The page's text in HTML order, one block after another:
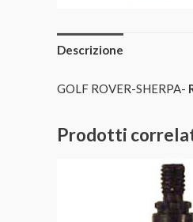
Descrizione
GOLF ROVER-SHERPA-
Prodotti